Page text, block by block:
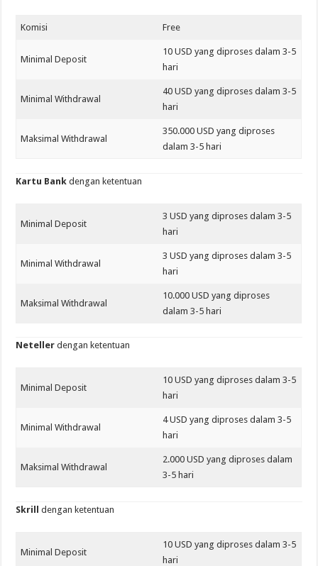
Komisi Free
Minimal Deposit
10 USD yang diproses dalam 3-5
hari
Minimal Withdrawal
40 USD yang diproses dalam 3-5
hari
Maksimal Withdrawal
350.000 USD yang diproses
dalam 3-5 hari
Kartu Bankdengan ketentuan
Minimal Deposit
3 USD yang diproses dalam 3-5
hari
Minimal Withdrawal
3 USD yang diproses dalam 3-5
hari
Maksimal Withdrawal
10.000 USD yang diproses
dalam 3-5 hari
Neteller dengan ketentuan
Minimal Deposit
10 USD yang diproses dalam 3-5
hari
Minimal Withdrawal
4 USD yang diproses dalam 3-5
hari
Maksimal Withdrawal
2.000 USD yang diproses dalam
3-5 hari
Skrilldengan ketentuan
Minimal Deposit
10 USD yang diproses dalam 3-5
hari